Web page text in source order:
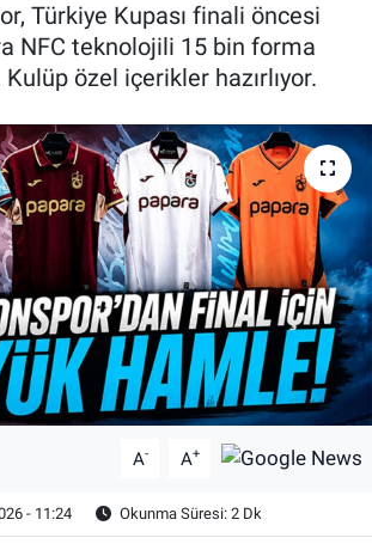
Türkiye Kupası finali öncesi
NFC teknolojili 15 bin forma
Kulüp özel içerikler hazırlıyor.
A- A+
- 11:24 Okunma Süresi: 2 Dk